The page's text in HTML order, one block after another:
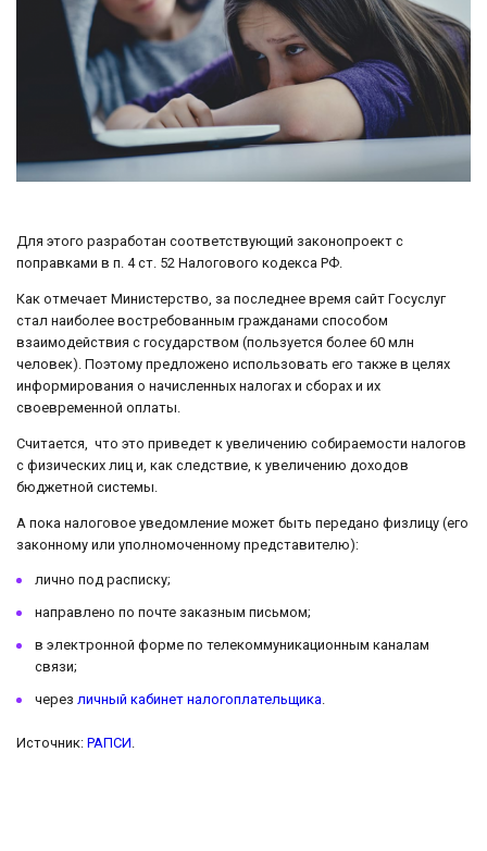
Для этого разработан соответствующий законопроект с
поправками в п. 4 ст. 52 Налогового кодекса РФ.
Как отмечает Министерство, за последнее время сайт Госуслуг
стал наиболее востребованным гражданами способом
взаимодействия с государством (пользуется более 60 млн
человек). Поэтому предложено использовать его также в целях
информирования о начисленных налогах и сборах и их
своевременной оплаты.
Считается, что это приведет к увеличению собираемости налогов
с физических лиц и, как следствие, к увеличению доходов
бюджетной системы.
А пока налоговое уведомление может быть передано физлицу (его
законному или уполномоченному представителю):
лично под расписку;
направлено по почте заказным письмом;
в электронной форме по телекоммуникационным каналам
связи;
через личный кабинет налогоплательщика.
Источник: РАПСИ.